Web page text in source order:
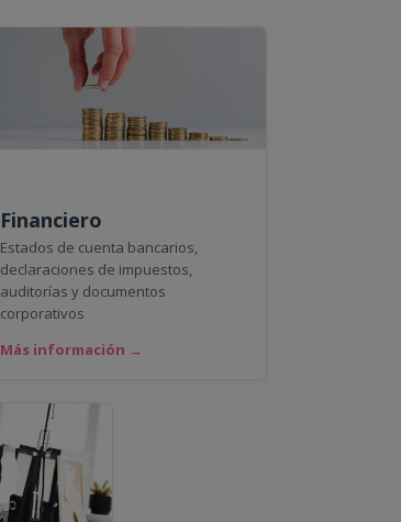
Financiero
Estados de cuenta bancarios,
declaraciones de impuestos,
auditorías y documentos
corporativos
Más información →